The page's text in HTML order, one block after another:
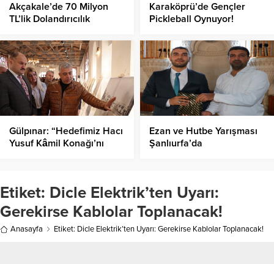
Akçakale’de 70 Milyon
TL’lik Dolandırıcılık
Karaköprü’de Gençler
Pickleball Oynuyor!
Gülpınar: “Hedefimiz Hacı
Yusuf Kâmil Konağı’nı
Ezan ve Hutbe Yarışması
Şanlıurfa’da
Etiket: Dicle Elektrik’ten Uyarı:
Gerekirse Kablolar Toplanacak!
Anasayfa Etiket: Dicle Elektrik’ten Uyarı: Gerekirse Kablolar Toplanacak!